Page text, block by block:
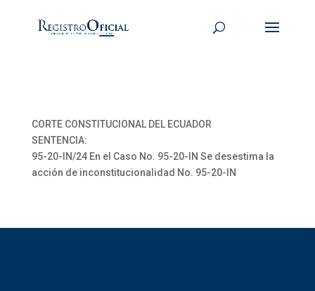
CORTE CONSTITUCIONAL DEL ECUADOR
SENTENCIA:
95-20-IN/24 En el Caso No. 95-20-IN Se desestima la
acción de inconstitucionalidad No. 95-20-IN